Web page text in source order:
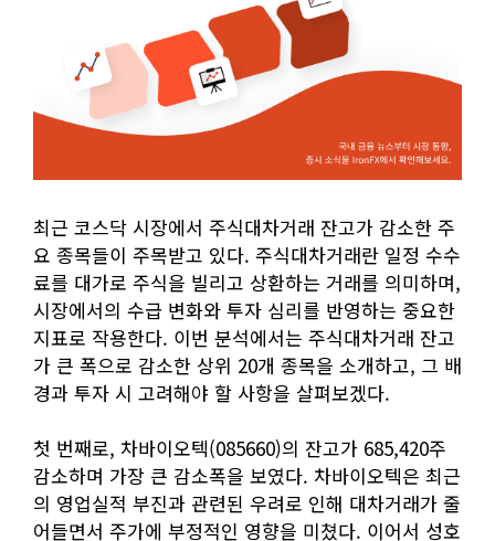
최근 코스닥 시장에서 주식대차거래 잔고가 감소한 주
요 종목들이 주목받고 있다. 주식대차거래란 일정 수수
료를 대가로 주식을 빌리고 상환하는 거래를 의미하며,
시장에서의 수급 변화와 투자 심리를 반영하는 중요한
지표로 작용한다. 이번 분석에서는 주식대차거래 잔고
가 큰 폭으로 감소한 상위 20개 종목을 소개하고, 그 배
경과 투자 시 고려해야 할 사항을 살펴보겠다.
첫 번째로, 차바이오텍(085660)의 잔고가 685,420주
감소하며 가장 큰 감소폭을 보였다. 차바이오텍은 최근
의 영업실적 부진과 관련된 우려로 인해 대차거래가 줄
어들면서 주가에 부정적인 영향을 미쳤다. 이어서 성호